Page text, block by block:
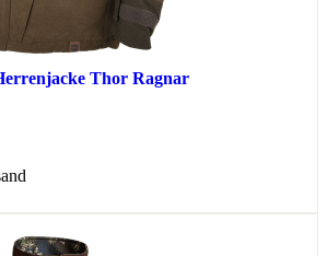
Thor Ragnar